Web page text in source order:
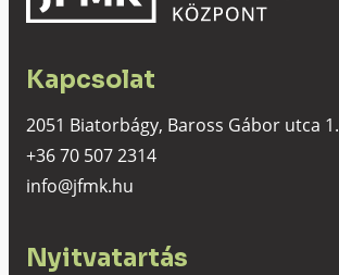
Kapcsolat
2051 Biatorbágy, Baross Gábor utca 1.
+36 70 507 2314
info@jfmk.hu
Nyitvatartás